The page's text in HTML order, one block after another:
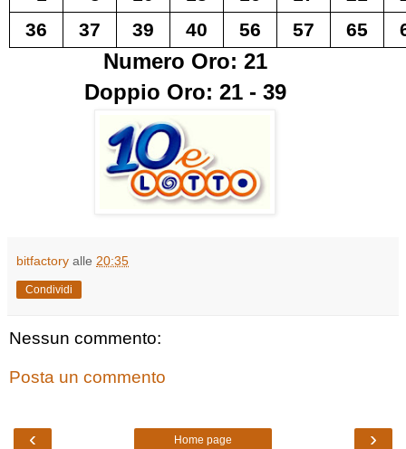
36
37 39 40 56 57 65
Numero Oro: 21
Doppio Oro: 21 - 39
bitfactory alle 20:35
Condividi
Nessun commento:
Posta un commento
‹ ›
Home page